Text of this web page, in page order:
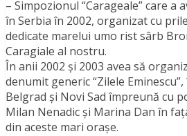
– Simpozionul “Carageale” care a
în Serbia în 2002, organizat cu
dedicate marelui umo rist sârb
Caragiale al nostru.
În anii 2002 şi 2003 avea să
denumit generic “Zilele
Belgrad şi Novi Sad împreună cu
Milan Nenadic şi Marina Dan în
din aceste mari oraşe.